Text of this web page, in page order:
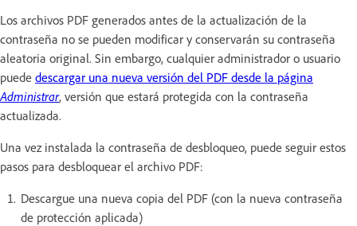
Los archivos PDF generados antes de la actualización de la
contraseña no se pueden modificar y conservarán su contraseña
aleatoria original. Sin embargo, cualquier administrador o usuario
puede descargar una nueva versión del PDF desde la página
Administrar, versión que estará protegida con la contraseña
actualizada.
Una vez instalada la contraseña de desbloqueo, puede seguir estos
pasos para desbloquear el archivo PDF:
Descargue una nueva copia del PDF (con la nueva contraseña
de protección aplicada)